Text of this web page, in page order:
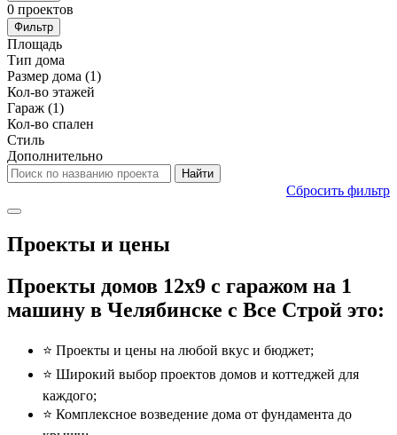
0 проектов
Фильтр
Площадь
Тип дома
Размер дома (1)
Кол-во этажей
Гараж (1)
Кол-во спален
Стиль
Дополнительно
Сбросить фильтр
Проекты и цены
Проекты домов 12x9 с гаражом на 1
машину в Челябинске с Все Строй это:
⭐️ Проекты и цены на любой вкус и бюджет;
⭐️ Широкий выбор проектов домов и коттеджей для
каждого;
⭐️ Комплексное возведение дома от фундамента до